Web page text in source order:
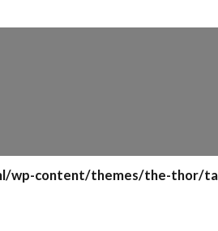
wp-content/themes/the-thor/